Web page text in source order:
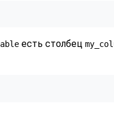
есть столбец